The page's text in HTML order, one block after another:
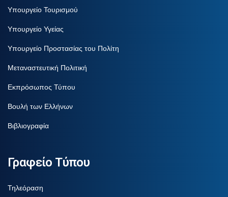
Υπουργείο Τουρισμού
Υπουργείο Υγείας
Υπουργείο Προστασίας του Πολίτη
Μεταναστευτική Πολιτική
Εκπρόσωπος Τύπου
Βουλή των Ελλήνων
Βιβλιογραφία
Γραφείο Τύπου
Τηλεόραση